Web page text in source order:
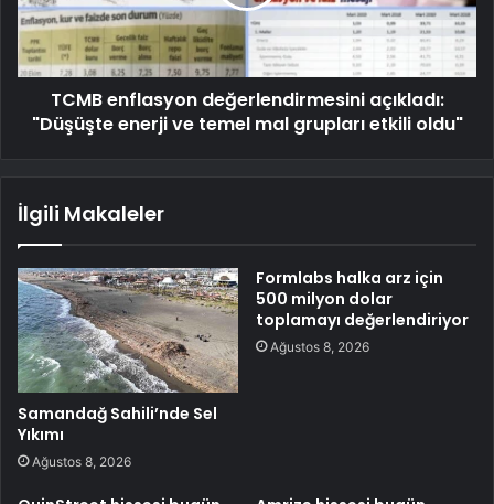
TCMB enflasyon değerlendirmesini açıkladı:
"Düşüşte enerji ve temel mal grupları etkili oldu"
İlgili Makaleler
Samandağ Sahili’nde Sel
Yıkımı
Ağustos 8, 2026
Formlabs halka arz için
500 milyon dolar
toplamayı değerlendiriyor
Ağustos 8, 2026